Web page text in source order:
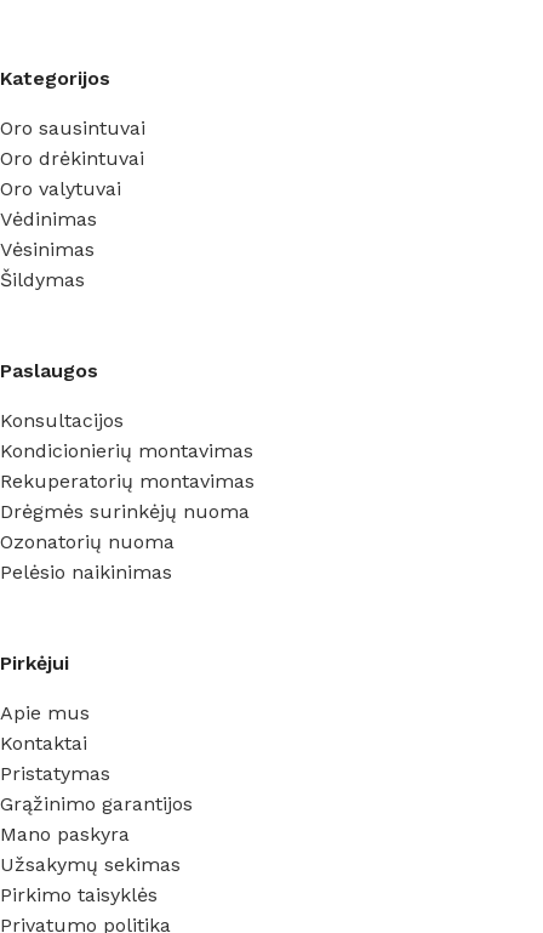
Kategorijos
Oro sausintuvai
Oro drėkintuvai
Oro valytuvai
Vėdinimas
Vėsinimas
Šildymas
Paslaugos
Konsultacijos
Kondicionierių montavimas
Rekuperatorių montavimas
Drėgmės surinkėjų nuoma
Ozonatorių nuoma
Pelėsio naikinimas
Pirkėjui
Apie mus
Kontaktai
Pristatymas
Grąžinimo garantijos
Mano paskyra
Užsakymų sekimas
Pirkimo taisyklės
Privatumo politika